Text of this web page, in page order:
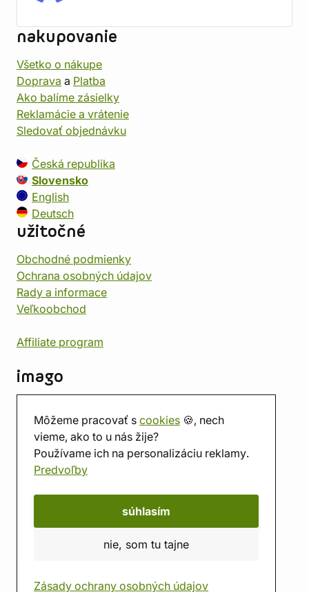
Môžeme pracovať s cookies 🍪, nech
vieme, ako to u nás žije?
Používame ich na personalizáciu reklamy.
Predvoľby
súhlasím
nie, som tu tajne
Zásady ochrany osobných údajov
nakupovanie
Všetko o nákupe
Doprava a Platba
Ako balíme zásielky
Reklamácie a vrátenie
Sledovať objednávku
Česká republika
Slovensko
English
Deutsch
užitočné
Obchodné podmienky
Ochrana osobných údajov
Rady a informace
Veľkoobchod
Affiliate program
imago
Predajňa
Herňa
O nás
Hodnotenie obchodu